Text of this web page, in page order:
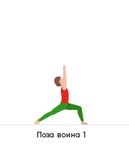
Поза воина 1